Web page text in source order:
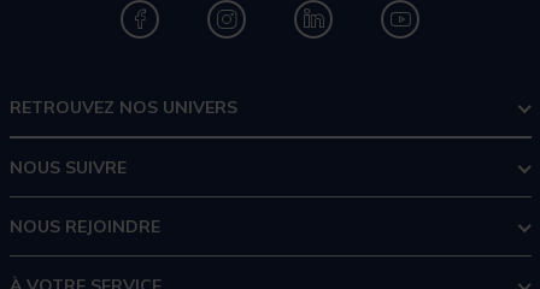
RETROUVEZ NOS UNIVERS
NOUS SUIVRE
NOUS REJOINDRE